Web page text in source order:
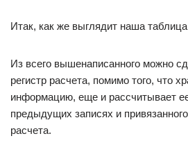
Итак, как же выглядит наша таблица
Из всего вышенаписанного можно
регистр расчета, помимо того, что
информацию, еще и рассчитывает
предыдущих записях и
расчета.